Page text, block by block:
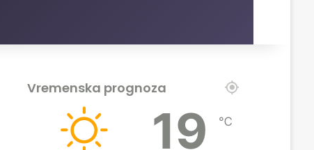
Vremenska prognoza
19 ℃